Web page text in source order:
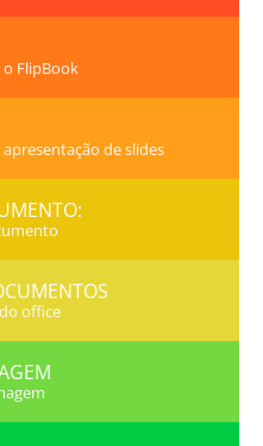
FlipBook
de slides
office